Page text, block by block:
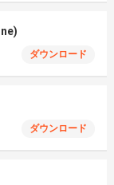
ダウンロード
ダウンロード